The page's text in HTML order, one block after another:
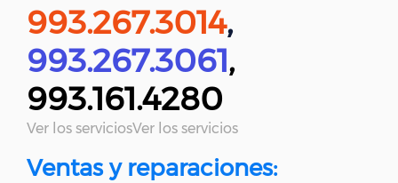
993.267.3014,
993.267.3061,
993.161.4280
Ver los serviciosVer los servicios
Ventas y reparaciones: